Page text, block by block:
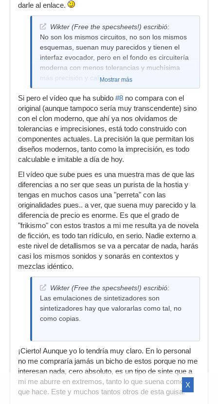
darle al enlace.
Wikter (Free the specsheets!) escribió:
No son los mismos circuitos, no son los mismos
esquemas, suenan muy parecidos y tienen el
interfaz evocador, pero en el fondo es circuitería
moderna con menos tolerancias y muchísima
más precisión y calidad.Mostrar más
Si pero el vídeo que ha subido #8 no compara con el
original (aunque tampoco sería muy transcendente) sino
con el clon moderno, que ahí ya nos olvidamos de
tolerancias e imprecisiones, está todo construido con
componentes actuales. La precisión la que permitan los
diseños modernos, tanto como la imprecisión, es todo
calculable e imitable a día de hoy.
El vídeo que sube pues es una muestra mas de que las
diferencias a no ser que seas un purista de la hostia y
tengas en muchos casos una "perreta" con las
originalidades pues.. a ver, que suena muy parecido y la
diferencia de precio es enorme. Es que el grado de
"frikismo" con estos trastos a mi me resulta ya de novela
de ficción, es todo tan rídículo, en serio. Nadie externo a
este nivel de detallismos se va a percatar de nada, harás
casi los mismos sonidos y sonarás en contextos y
mezclas idéntico.
Wikter (Free the specsheets!) escribió:
Las emulaciones de sintetizadores son
sintetizadores hay que valorarlas como tal, no
como copias.
¡Cierto! Aunque yo lo tendría muy claro. En lo personal
no me compraría jamás un bicho de estos porque no me
interesan nada, cero absoluto, es un tipo de sinte que a
mi me aburre en extremos, tanto lo que suena como lo
que hace. Este y muchos tantos otros de esta guisa.
X